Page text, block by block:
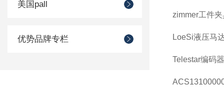
美国pall
优势品牌专栏
zimmer工件
LoeSi液压马
Telestar编码